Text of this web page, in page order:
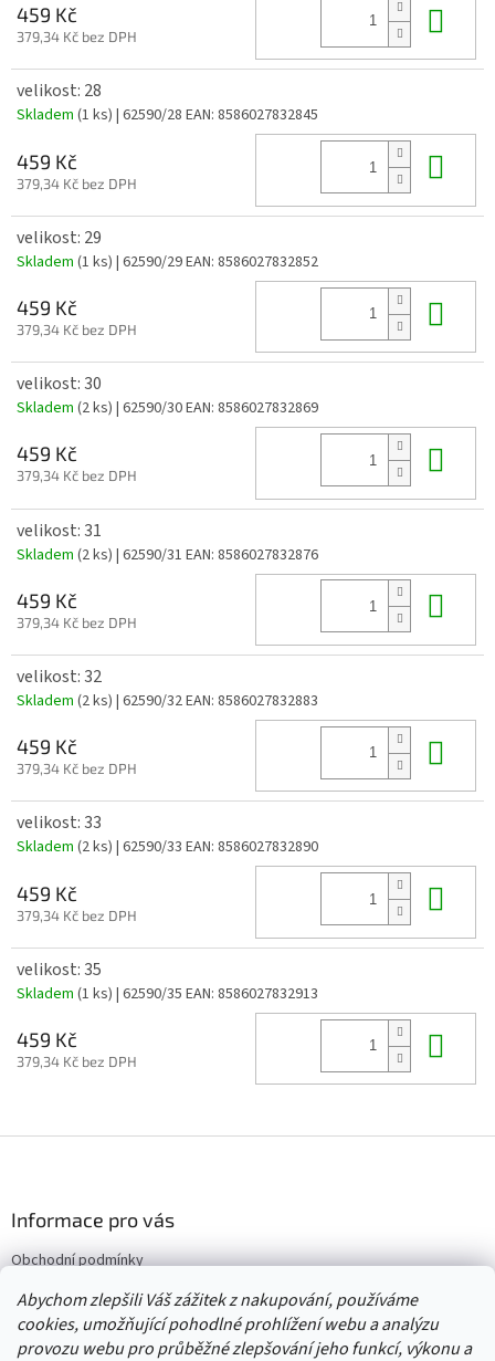
Abychom zlepšili Váš zážitek z nakupování, používáme
cookies, umožňující pohodlné prohlížení webu a analýzu
provozu webu pro průběžné zlepšování jeho funkcí, výkonu a
459 Kč
379,34 Kč bez DPH
velikost: 28
Skladem (1 ks) | 62590/28 EAN: 8586027832845
459 Kč
379,34 Kč bez DPH
velikost: 29
Skladem (1 ks) | 62590/29EAN: 8586027832852
459 Kč
379,34 Kč bez DPH
velikost: 30
Skladem (2 ks) | 62590/30EAN: 8586027832869
459 Kč
379,34 Kč bez DPH
velikost: 31
Skladem (2 ks) | 62590/31 EAN: 8586027832876
459 Kč
379,34 Kč bez DPH
velikost: 32
Skladem (2 ks) | 62590/32EAN: 8586027832883
459 Kč
379,34 Kč bez DPH
velikost: 33
Skladem (2 ks) | 62590/33 EAN: 8586027832890
459 Kč
379,34 Kč bez DPH
velikost: 35
Skladem (1 ks) | 62590/35 EAN: 8586027832913
459 Kč
379,34 Kč bez DPH
í
Informace pro vás
Obchodní podmínky
Vrácení/výměna/reklamace
Velkoobchod